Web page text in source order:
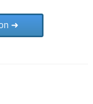
➜